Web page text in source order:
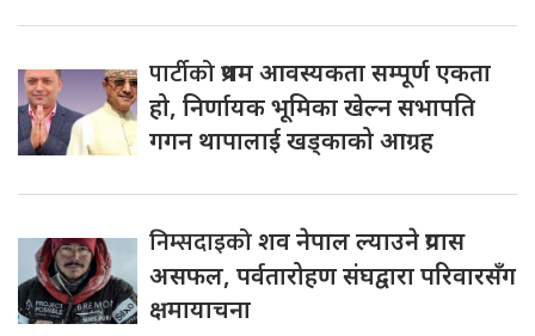
पार्टीकोप्रथम आवस्यकता सम्पूर्ण एकता
हो, निर्णायक भूमिका खेल्न सभापति
गगन थापालाई खड्काको आग्रह
निम्सदाइकोशव नेपाल ल्याउने प्रयास
असफल, पर्वतारोहण संघद्वारा परिवारसँग
क्षमायाचना